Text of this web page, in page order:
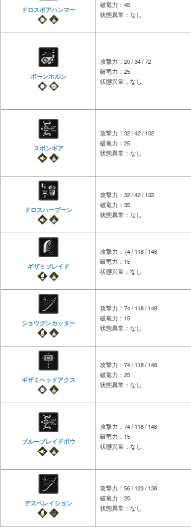
ドロスボアハンマー
破竜力：45
状態異常：なし
ボーンホルン
攻撃力：20 / 34 / 72
破竜力：25
状態異常：なし
スポンギア
攻撃力：32 / 42 / 132
破竜力：25
状態異常：なし
ドロスハープーン
攻撃力：32 / 42 / 132
破竜力：35
状態異常：なし
ギザミブレイド
攻撃力：74 / 118 / 148
破竜力：15
状態異常：なし
ショウグンカッター
攻撃力：74 / 118 / 148
破竜力：15
状態異常：なし
ギザミヘッドアクス
攻撃力：74 / 118 / 148
破竜力：25
状態異常：なし
ブルーブレイドボウ
攻撃力：74 / 118 / 148
破竜力：15
状態異常：なし
デスペレイション
攻撃力：56 / 123 / 138
破竜力：25
状態異常：なし